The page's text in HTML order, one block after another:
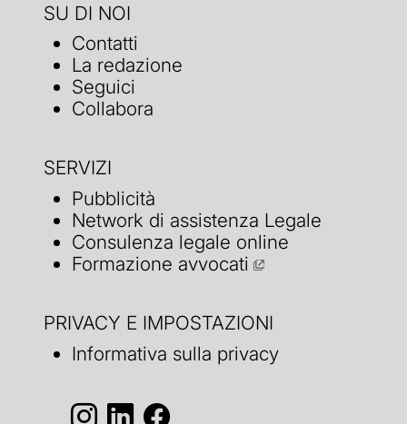
SU DI NOI
Contatti
La redazione
Seguici
Collabora
SERVIZI
Pubblicità
Network di assistenza Legale
Consulenza legale online
Formazione avvocati
PRIVACY E IMPOSTAZIONI
Informativa sulla privacy